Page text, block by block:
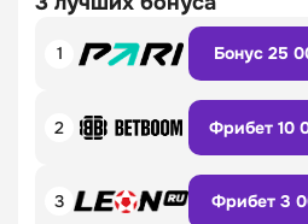
1 Бонус 25
2 Фрибет 10
3 Фрибет 3